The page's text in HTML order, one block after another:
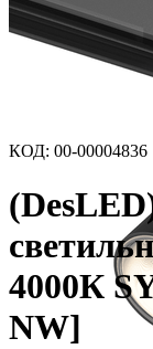
КОД: 00-00004836
4000К
NW]